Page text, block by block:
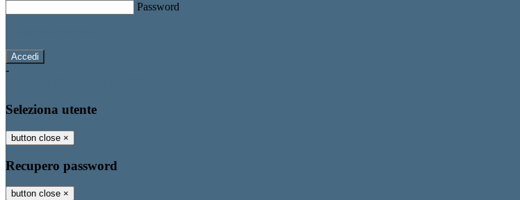
Password
-
Seleziona utente
button close ×
Recupero password
button close ×